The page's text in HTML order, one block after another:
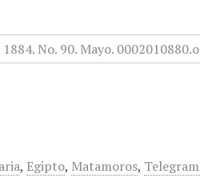
, Egipto, Matamoros,